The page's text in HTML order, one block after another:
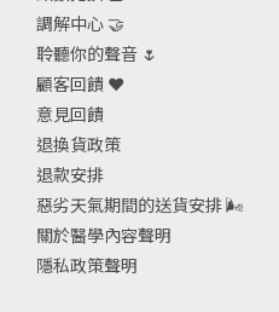
調解中心 🤝
聆聽你的聲音 🌷
顧客回饋 ❤️
意見回饋
退換貨政策
退款安排
惡劣天氣期間的送貨安排🌬
關於醫學內容聲明
隱私政策聲明